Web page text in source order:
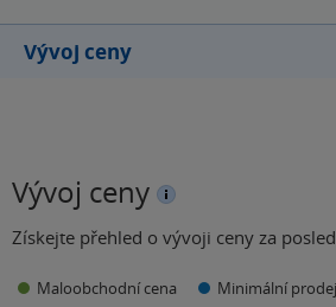
Vývoj ceny
Vývoj ceny
Získejte přehled o vývoji ceny za
Maloobchodní cena Minimální